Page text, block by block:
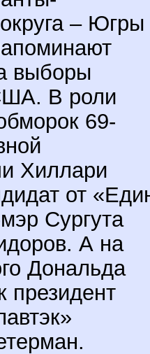
– Югры
выборы
В роли
69-
Хиллари
от
Сургута
А на
Дональда
президент